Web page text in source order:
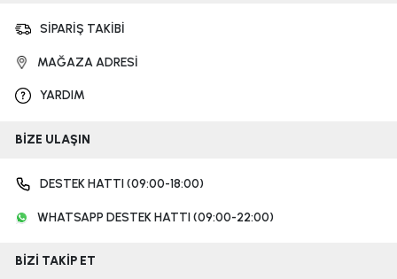
SİPARİŞ TAKİBİ
MAĞAZA ADRESİ
YARDIM
BİZE ULAŞIN
DESTEK HATTI (09:00-18:00)
WHATSAPP DESTEK HATTI (09:00-22:00)
BİZİ TAKİP ET